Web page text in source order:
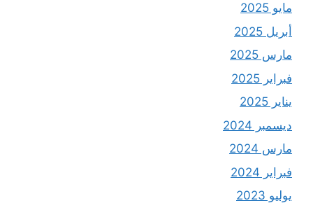
مايو 2025
أبريل 2025
مارس 2025
فبراير 2025
يناير 2025
ديسمبر 2024
مارس 2024
فبراير 2024
يوليو 2023